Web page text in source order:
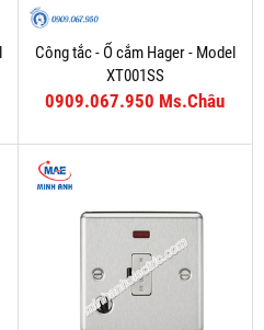
Công tắc - Ổ cắm Hager - Model
XT001SS
0909.067.950 Ms.Châu